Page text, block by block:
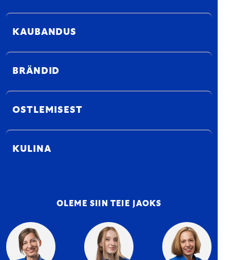
KAUBANDUS
BRÄNDID
OSTLEMISEST
KULINA
OLEME SIIN TEIE JAOKS